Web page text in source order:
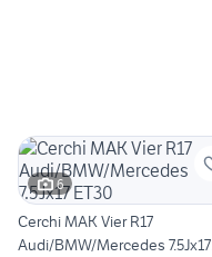
6
Cerchi MAK Vier R17
Audi/BMW/Mercedes 7.5Jx17